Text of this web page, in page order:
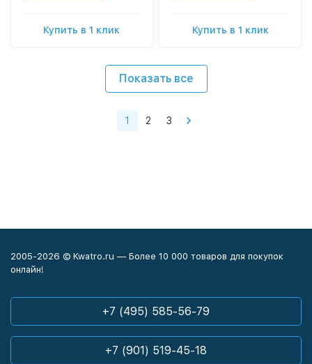
Купить в 1 клик Купить в 1 клик
Показать все
1 2 3
2005-2026 © Kwatro.ru — Более 10 000 товаров для покупок
онлайн!
+7 (495) 585-56-79
+7 (901) 519-45-18